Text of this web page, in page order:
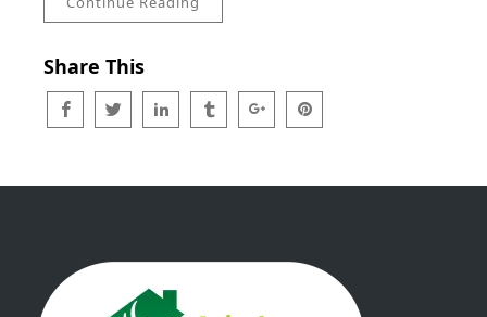
Share This